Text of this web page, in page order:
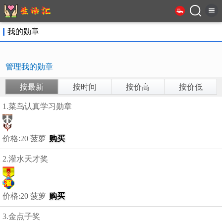
我的勋章
管理我的勋章
按最新 按时间 按价高 按价低
1.菜鸟认真学习勋章
价格:20 菠萝 购买
2.灌水天才奖
价格:20 菠萝 购买
3.金点子奖